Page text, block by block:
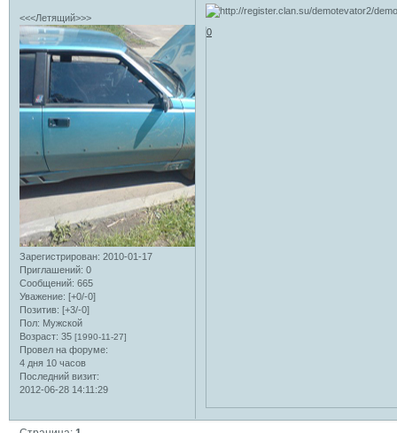
<<<Летящий>>>
Зарегистрирован: 2010-01-17
Приглашений: 0
Сообщений: 665
Уважение: [+0/-0]
Позитив: [+3/-0]
Пол: Мужской
Возраст: 35 [1990-11-27]
Провел на форуме:
4 дня 10 часов
Последний визит:
2012-06-28 14:11:29
0